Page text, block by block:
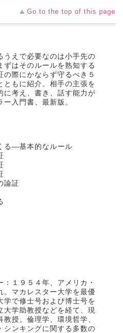
Go to the top of this page
うえで必要なのは小手先の
ずはそのルールを熟知する
の際にかならず守るべき５
ともに紹介。相手の主張を
に考え、書き、話す能力が
入門書、最新版。
る―基本的なルール
論証
１９５４年、アメリカ・
。マカレスター大学を最優
学で修士号および博士号を
大学助教授などを経て、現
授。倫理学、環境哲学、
シンキングに関する多数の